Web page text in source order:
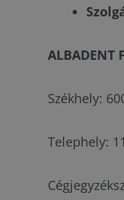
Székhely:
Telephely: